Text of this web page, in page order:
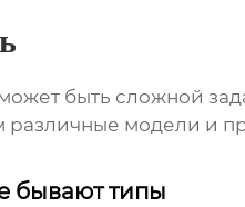
быть сложной
различные модели и
бывают типы